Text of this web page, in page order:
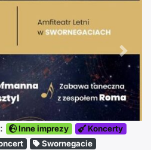
Inne imprezy Koncerty
Swornegacie